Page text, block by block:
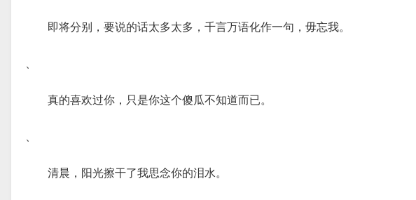
即将分别，要说的话太多太多，千言万语化作一句，毋忘我。
、
真的喜欢过你，只是你这个傻瓜不知道而已。
、
清晨，阳光擦干了我思念你的泪水。